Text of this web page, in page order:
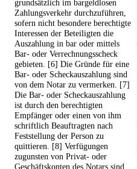
grundsätzlich im bargeldlosen
Zahlungsverkehr durchzuführen,
sofern nicht besondere berechtigte
Interessen der Beteiligten die
Auszahlung in bar oder mittels
Bar- oder Verrechnungsscheck
gebieten. [6] Die Gründe für eine
Bar- oder Scheckauszahlung sind
von dem Notar zu vermerken. [7]
Die Bar- oder Scheckauszahlung
ist durch den berechtigten
Empfänger oder einen von ihm
schriftlich Beauftragten nach
Feststellung der Person zu
quittieren. [8] Verfügungen
zugunsten von Privat- oder
Geschäftskonten des Notars sind